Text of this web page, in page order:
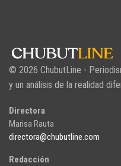
© 2026 ChubutLine -
y un análisis de la realidad
Directora
Marisa Rauta
directora@chubutline.com
Redacción